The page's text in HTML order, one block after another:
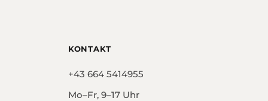
KONTAKT
+43 664 5414955
Mo–Fr, 9–17 Uhr